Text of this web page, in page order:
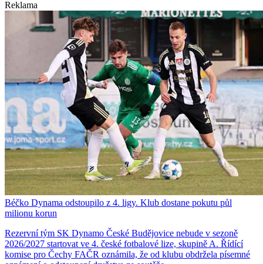
Reklama
Béčko Dynama odstoupilo z 4. ligy. Klub dostane pokutu půl
milionu korun
Rezervní tým SK Dynamo České Budějovice nebude v sezoně
2026/2027 startovat ve 4. české fotbalové lize, skupině A. Řídící
komise pro Čechy FAČR oznámila, že od klubu obdržela písemné